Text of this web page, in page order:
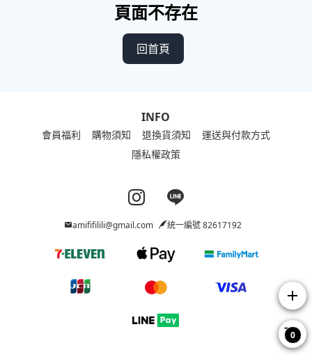
頁面不存在
回首頁
INFO
會員福利 購物須知 退換貨須知
運送與付款方式
隱私權政策
Instagram page
Line page
amififilili@gmail.com 統一編號 82617192
add
0